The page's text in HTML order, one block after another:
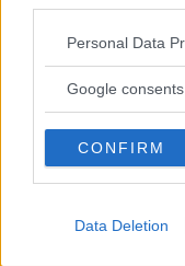
Please note that this
not limited to your
use your data for
consent section.
Personal Data
Google consents
CONFIRM
Data Deletion
vedeldning och
viktig faktor och i
procent av
partiklar komma
Dubbdäcksförbud
åtgärderna som
leder dock inte till
halterna kan i